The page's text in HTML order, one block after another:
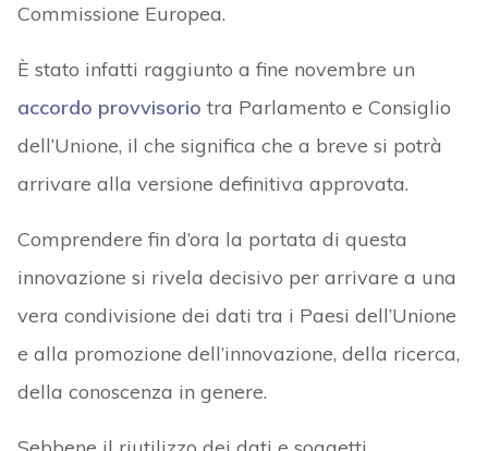
Commissione Europea.
È stato infatti raggiunto a fine novembre un
accordo provvisorio tra Parlamento e Consiglio
dell’Unione, il che significa che a breve si potrà
arrivare alla versione definitiva approvata.
Comprendere fin d’ora la portata di questa
innovazione si rivela decisivo per arrivare a una
vera condivisione dei dati tra i Paesi dell’Unione
e alla promozione dell’innovazione, della ricerca,
della conoscenza in genere.